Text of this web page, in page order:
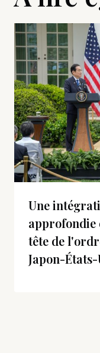
Une
approfondie
tête de
Japon-